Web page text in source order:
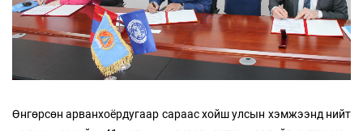
Өнгөрсөн арванхоёрдугаар сараас хойш улсын хэмжээнд нийт